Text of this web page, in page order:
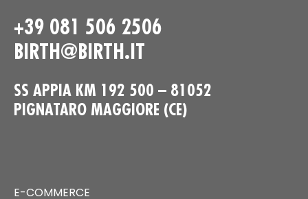
+39 081 506 2506
BIRTH@BIRTH.IT
SS APPIA KM 192 500 – 81052
PIGNATARO MAGGIORE (CE)
E-COMMERCE